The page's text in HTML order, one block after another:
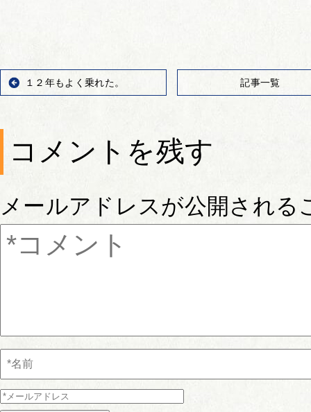
１２年もよく乗れた。 記事一覧
コメントを残す
メールアドレスが公開される